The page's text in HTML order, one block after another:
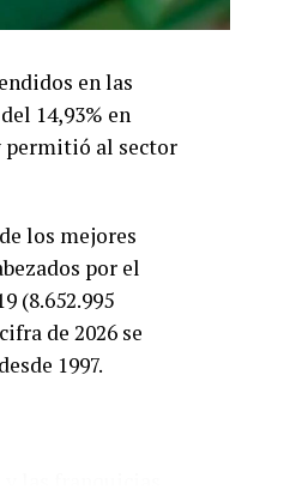
en las
14,93% en
permitió al sector
los mejores
por el
(8.652.995
de 2026 se
1997.